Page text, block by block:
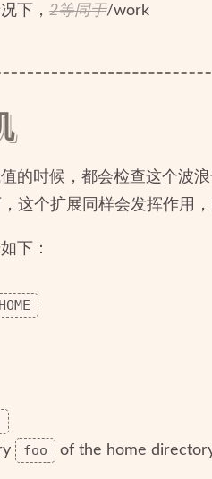
下，2等同于/work
的时候，都会检查这个波
这个扩展同样会发挥作用
下：
foo of the home